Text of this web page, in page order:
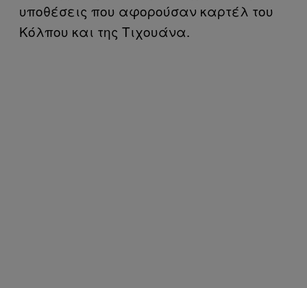
υποθέσεις που αφορούσαν καρτέλ του
Κόλπου και της Τιχουάνα.